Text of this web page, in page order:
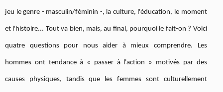
jeu le genre - masculin/féminin -, la culture, l'éducation, le moment
et l'histoire... Tout va bien, mais, au final, pourquoi le fait-on ? Voici
quatre questions pour nous aider à mieux comprendre. Les
hommes ont tendance à « passer à l'action » motivés par des
causes physiques, tandis que les femmes sont culturellement